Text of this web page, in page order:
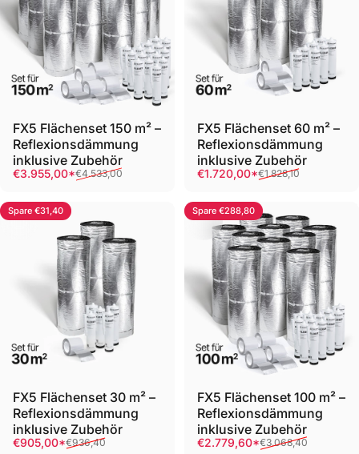
FX5 Flächenset 150 m² –
Reflexionsdämmung
inklusive Zubehör
Verkaufspreis
€3.955,00*
Normaler Preis
€4.533,00
FX5 Flächenset 60 m² –
Reflexionsdämmung
inklusive Zubehör
Verkaufspreis
€1.720,00*
Normaler Preis
€1.828,10
Spare €31,40
FX5 Flächenset 30 m² –
Reflexionsdämmung
inklusive Zubehör
Verkaufspreis
€905,00*
Normaler Preis
€936,40
Spare €288,80
FX5 Flächenset 100 m² –
Reflexionsdämmung
inklusive Zubehör
Verkaufspreis
€2.779,60*
Normaler Preis
€3.068,40